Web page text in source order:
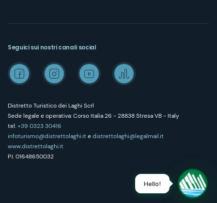
Distretto Turistico dei Laghi Scrl
Sede legale e operativa: Corso Italia 26 - 28838 Stresa VB - Italy
tel:+39 0323 30416
infoturismo@distrettolaghi.itedistrettolaghi@legalmail.it
www.distrettolaghi.it
P.I. 01648650032
Seguici sui nostri canali social